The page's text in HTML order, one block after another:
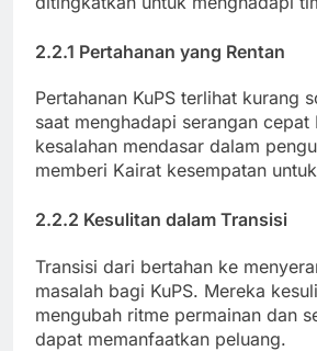
2.2.1 Pertahanan yang Rentan
Pertahanan KuPS terlihat kurang
saat menghadapi serangan cepat
kesalahan mendasar dalam
memberi Kairat kesempatan
2.2.2 Kesulitan dalam Transisi
Transisi dari bertahan ke
masalah bagi KuPS. Mereka
mengubah ritme permainan dan
dapat memanfaatkan peluang.